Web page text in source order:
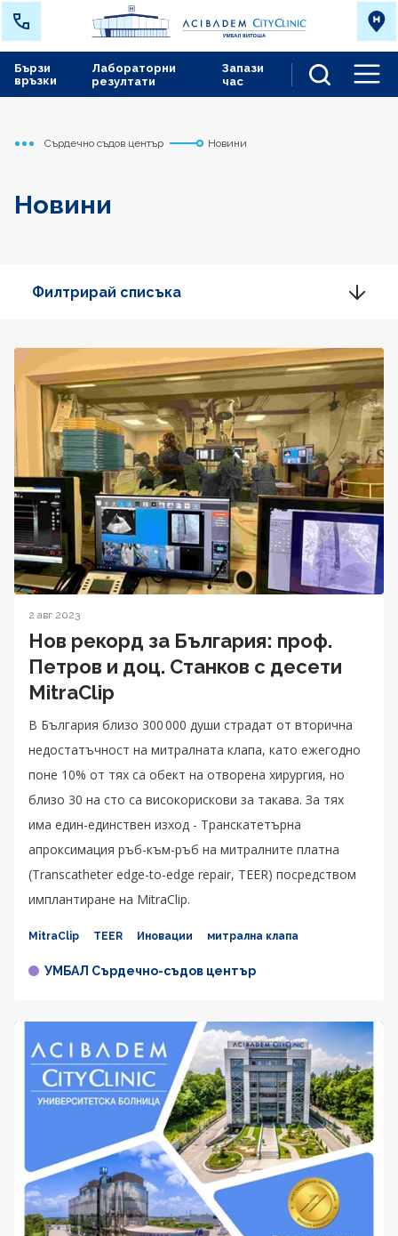
Лабораторни
резултати
Запази
час
Бързи
връзки
Начало
Сърдечно съдов център Новини
Новини
Филтрирай списъка
2 авг 2023
Нов рекорд за България: проф.
Петров и доц. Станков с десети
MitraClip
В България близо 300 000 души страдат от вторична
недостатъчност на митралната клапа, като ежегодно
поне 10% от тях са обект на отворена хирургия, но
близо 30 на сто са високорискови за такава. За тях
има един-единствен изход - Транскатетърна
апроксимация ръб-към-ръб на митралните платна
(Transcatheter edge-to-edge repair, TEER) посредством
имплантиране на MitraClip.
MitraClip TEER Иновации митрална клапа
УМБАЛ Сърдечно-съдов център